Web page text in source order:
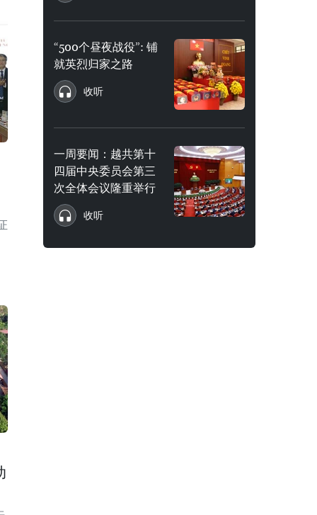
“500个昼夜战役”: 铺
就英烈归家之路
收听
一周要闻：越共第十
四届中央委员会第三
次全体会议隆重举行
收听